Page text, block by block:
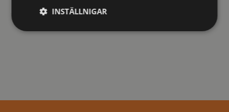
INSTÄLLNIGAR